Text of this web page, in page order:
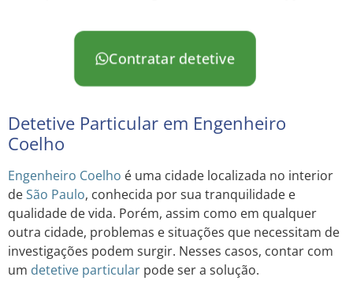
Contratar detetive
Detetive Particular em Engenheiro
Coelho
Engenheiro Coelho é uma cidade localizada no interior
deSão Paulo, conhecida por sua tranquilidade e
qualidade de vida. Porém, assim como em qualquer
outra cidade, problemas e situações que necessitam de
investigações podem surgir. Nesses casos, contar com
um detetive particular pode ser a solução.